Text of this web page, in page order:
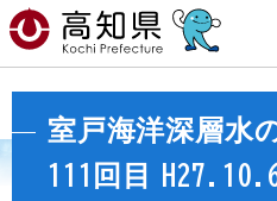
室戸海洋深層水
111回目